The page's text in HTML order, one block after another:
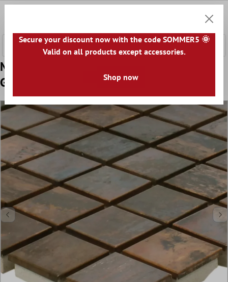
Model din Plăci De Mozaic Metal Cupru
Gorski
Secure your discount now with the code SOMMER5 🌞
Valid on all products except accessories.
Shop now